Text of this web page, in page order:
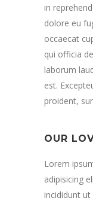
in
dolore eu
occaecat
qui officia
laborum
est.
proident,
OUR
Lorem
adipisicing
incididunt